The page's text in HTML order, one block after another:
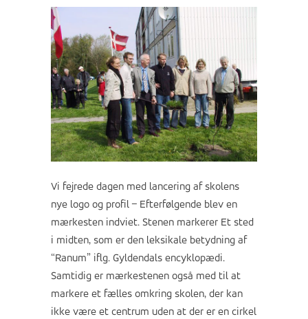
Vi fejrede dagen med lancering af skolens
nye logo og profil – Efterfølgende blev en
mærkesten indviet. Stenen markerer Et sted
i midten, som er den leksikale betydning af
“Ranum” iflg. Gyldendals encyklopædi.
Samtidig er mærkestenen også med til at
markere et fælles omkring skolen, der kan
ikke være et centrum uden at der er en cirkel